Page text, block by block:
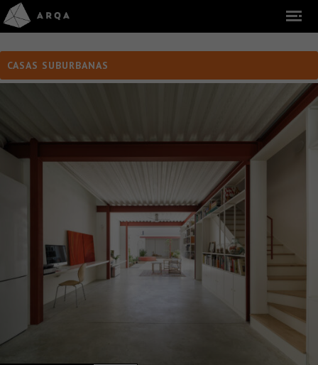
CASAS SUBURBANAS